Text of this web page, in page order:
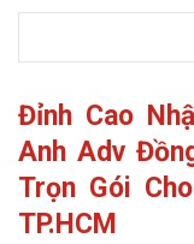
Đỉnh Cao
Anh Adv
Trọn Gói
TP.HCM